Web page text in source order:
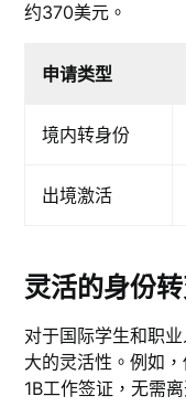
约370美元。
申请类型
境内转身份
出境激活
灵活的身份
对于国际学生和职
大的灵活性。例如
1B工作签证，无需